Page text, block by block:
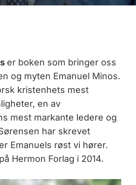
er boken som bringer oss
og myten Emanuel Minos.
kristenhets mest
en av
mest markante ledere og
har skrevet
Emanuels røst vi hører.
Hermon Forlag i 2014.